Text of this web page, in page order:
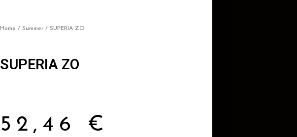
Home / Summer / SUPERIA ZO
SUPERIA ZO
52,46 €